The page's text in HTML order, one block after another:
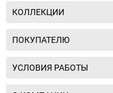
КОЛЛЕКЦИИ
ПОКУПАТЕЛЮ
УСЛОВИЯ РАБОТЫ